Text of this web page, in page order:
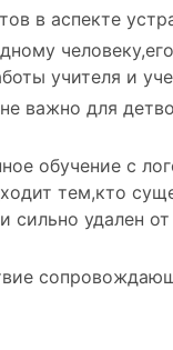
в аспекте
учителя и
важно для
обучение с
тем,кто
сильно удален